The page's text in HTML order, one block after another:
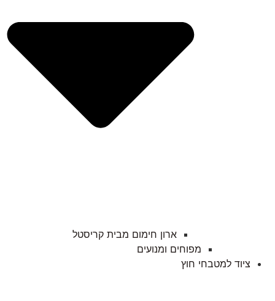
ארון חימום מבית קריסטל
מפוחים ומנועים
ציוד למטבחי חוץ